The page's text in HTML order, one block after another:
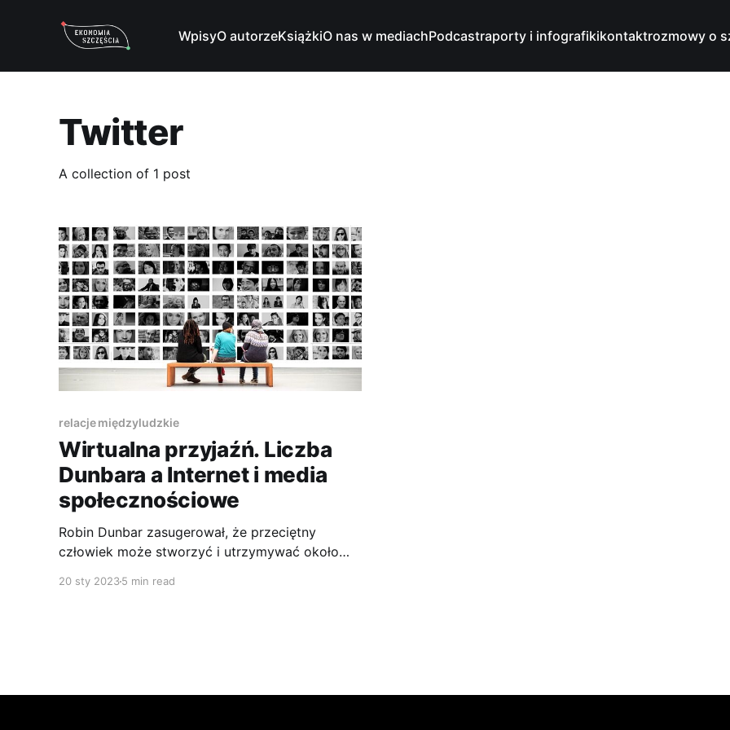
WpisyO autorzeKsiążkiO nas w mediachPodcastraporty i infografikikontaktrozmowy o
Twitter
A collection of 1 post
relacje międzyludzkie
Wirtualna przyjaźń. Liczba
Dunbara a Internet i media
społecznościowe
Robin Dunbar zasugerował, że przeciętny
człowiek może stworzyć i utrzymywać około
tym, co łączy nas z ludźmi na Facebooku czy
20 sty 20235 min read